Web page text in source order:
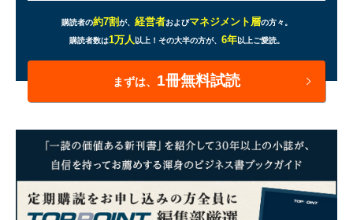
購読者の約7割が、 経営者およびマネジメント層の方々。
購読者数は1万人 以上！ その大半の方が、 6年以上ご愛読。
まずは、 1冊無料試読